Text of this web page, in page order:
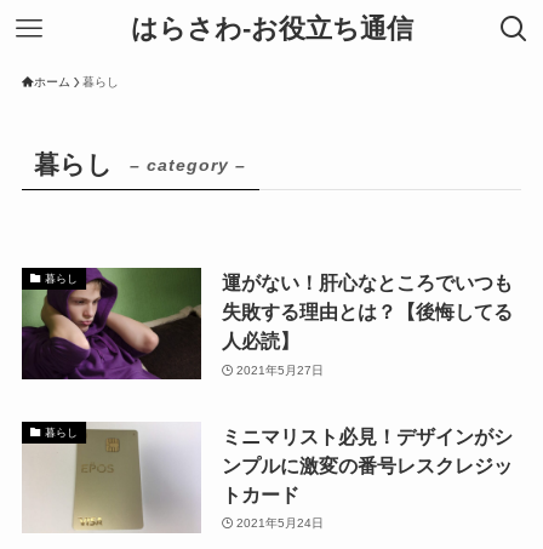
はらさわ-お役立ち通信
ホーム 暮らし
暮らし – category –
暮らし
運がない！肝心なところでいつも
失敗する理由とは？【後悔してる
人必読】
2021年5月27日
暮らし
ミニマリスト必見！デザインがシ
ンプルに激変の番号レスクレジッ
トカード
2021年5月24日